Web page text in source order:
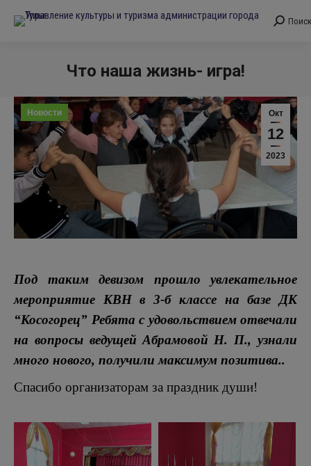
Поиск:
Поиск
Что наша жизнь- игра!
Окт
12
2023
Новости
Под таким девизом прошло увлекательное
мероприятие КВН в 3-б классе на базе ДК
“Косогорец” Ребята с удовольствием отвечали
на вопросы ведущей Абрамовой Н. П., узнали
много нового, получили максимум позитива..
Спасибо организаторам за праздник души!